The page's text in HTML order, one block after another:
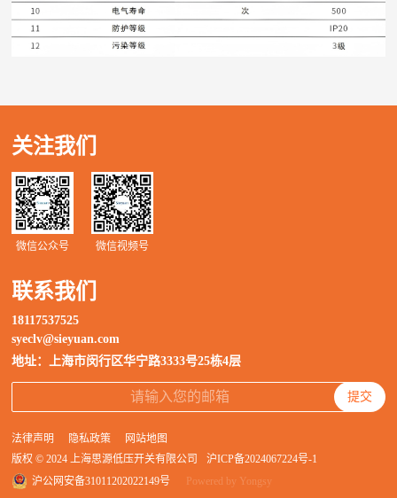
关注我们
微信公众号 微信视频号
联系我们
18117537525
syeclv@sieyuan.com
地址：上海市闵行区华宁路3333号25栋4层
提交
版权 © 2024 上海思源低压开关有限公司
沪ICP备2024067224号-1
沪公网安备31011202022149号
Powered by Yongsy
法律声明 隐私政策 网站地图